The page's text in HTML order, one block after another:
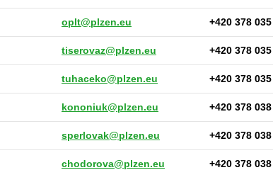
oplt@plzen.eu +420 378
tiserovaz@plzen.eu +420 378
tuhaceko@plzen.eu +420 378
kononiuk@plzen.eu +420 378
sperlovak@plzen.eu +420 378
chodorova@plzen.eu +420 378